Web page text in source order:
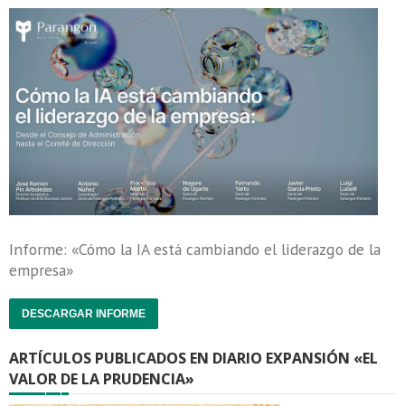
Informe: «Cómo la IA está cambiando el liderazgo de la
empresa»
DESCARGAR INFORME
ARTÍCULOS PUBLICADOS EN DIARIO EXPANSIÓN «EL
VALOR DE LA PRUDENCIA»